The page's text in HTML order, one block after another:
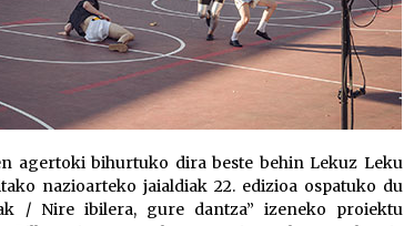
agertoki bihurtuko dira beste behin Lekuz Leku
nazioarteko jaialdiak 22. edizioa ospatuko du
/ Nire ibilera, gure dantza” izeneko proiektu